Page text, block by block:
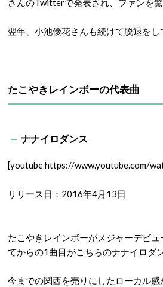
さんのTwitterで発表され、ファンを驚
翌年、小池優花さんも続けて脱退をし
たこやきレインボーの代表曲
ナナイロダンス
[youtube https://www.youtube.com/
リリース日：2016年4月13日
たこやきレインボーがメジャーデビ
てからの1曲目がこちらのナナイロダ
今までの関西を売りにしたローカル